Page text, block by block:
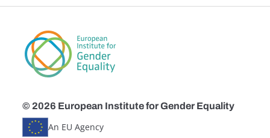
© 2026 European Institute for Gender Equality
An EU Agency